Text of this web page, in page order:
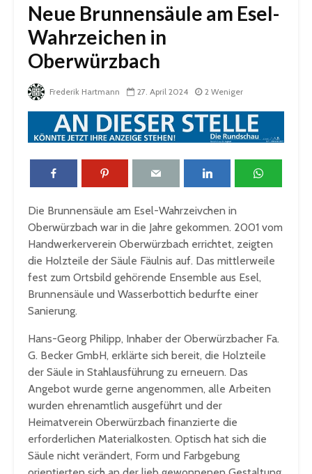
Neue Brunnensäule am Esel-
Wahrzeichen in
Oberwürzbach
Frederik Hartmann 27. April 2024 2 Weniger
Die Brunnensäule am Esel-Wahrzeivchen in
Oberwürzbach war in die Jahre gekommen. 2001 vom
Handwerkerverein Oberwürzbach errichtet, zeigten
die Holzteile der Säule Fäulnis auf. Das mittlerweile
fest zum Ortsbild gehörende Ensemble aus Esel,
Brunnensäule und Wasserbottich bedurfte einer
Sanierung.
Hans-Georg Philipp, Inhaber der Oberwürzbacher Fa.
G. Becker GmbH, erklärte sich bereit, die Holzteile
der Säule in Stahlausführung zu erneuern. Das
Angebot wurde gerne angenommen, alle Arbeiten
wurden ehrenamtlich ausgeführt und der
Heimatverein Oberwürzbach finanzierte die
erforderlichen Materialkosten. Optisch hat sich die
Säule nicht verändert, Form und Farbgebung